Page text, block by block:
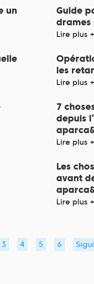
un
Guide
drames
Lire plus +
les
Lire plus +
7
depuis
Lire plus +
Les
avant
Lire plus +
3 4 5 6